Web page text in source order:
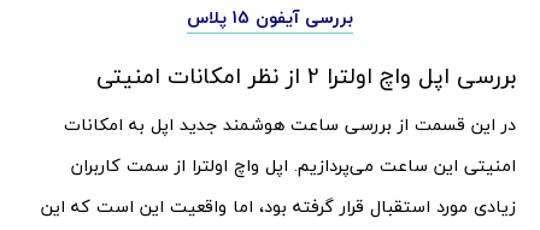
بررسی آیفون 15 پلاس
بررسی اپل واچ اولترا 2 از نظر امکانات امنیتی
در این قسمت از بررسی ساعت هوشمند جدید اپل به امکانات
امنیتی این ساعت می‌پردازیم. اپل واچ اولترا از سمت کاربران
زیادی مورد استقبال قرار گرفته بود، اما واقعیت این است که این